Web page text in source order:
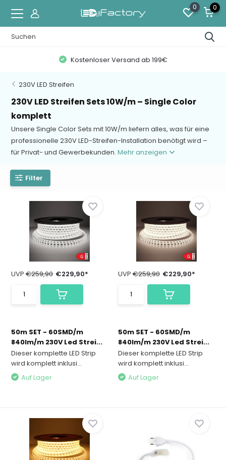
0 0
Kostenloser Versand ab 199€
230V LED Streifen
230V LED Streifen Sets 10W/m – Single Color
komplett
Unsere Single Color Sets mit 10W/m liefern alles, was für eine
professionelle 230V LED-Streifen-Installation benötigt wird –
für Privat- und Gewerbekunden.Mehr anzeigen
Filter
UVP€259,90 €229,90*
50m SET - 60SMD/m
840lm/m 230V Led Strei...
Dieser komplette LED Strip
wird komplett inklusi...
Auf Lager
UVP €259,90 €229,90*
50m SET - 60SMD/m
840lm/m 230V Led Strei...
Dieser komplette LED Strip
wird komplett inklusi...
Auf Lager